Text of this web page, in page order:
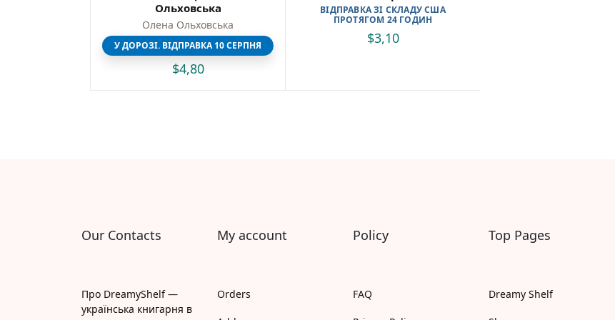
Читаємо англійською
Книги за віком
Книги для малюків 0-2 років
Книги для дітей 6-10 років
Проза
Ольховська
Олена Ольховська
У ДОРОЗІ. ВІДПРАВКА 10 СЕРПНЯ
$4,80
ВІДПРАВКА ЗІ СКЛАДУ США
ПРОТЯГОМ 24 ГОДИН
$3,10
Our Contacts
Про DreamyShelf —
українська книгарня в
My account
Orders
Policy
FAQ
Top Pages
Dreamy Shelf